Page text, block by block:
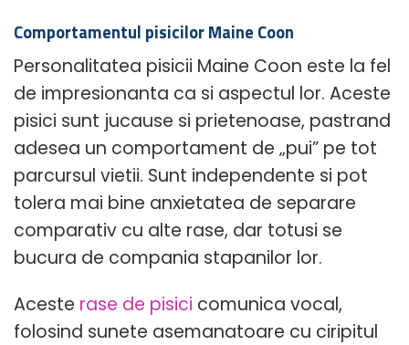
Comportamentul pisicilor Maine Coon
Personalitatea pisicii Maine Coon este la fel
de impresionanta ca si aspectul lor. Aceste
pisici sunt jucause si prietenoase, pastrand
adesea un comportament de „pui” pe tot
parcursul vietii. Sunt independente si pot
tolera mai bine anxietatea de separare
comparativ cu alte rase, dar totusi se
bucura de compania stapanilor lor.
Aceste rase de pisici comunica vocal,
folosind sunete asemanatoare cu ciripitul